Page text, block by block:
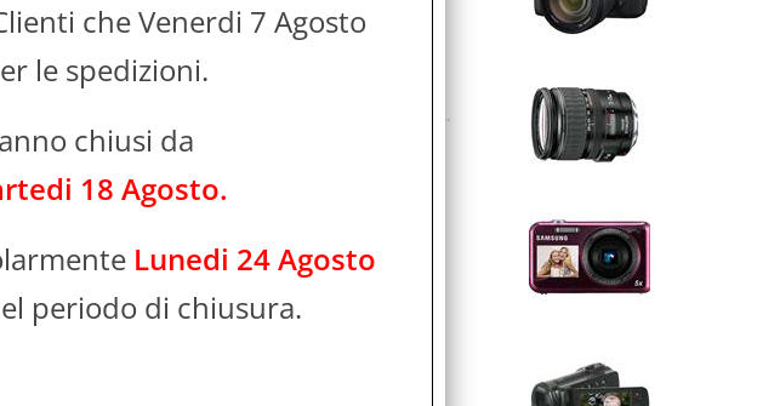
versatile
150W CON FRUSTE 5 VELOCITA' BIANCO
Disponibilità:
Prezzo:
3-4 Giorni Lavorativi
che Venerdi 7 Agosto
le spedizioni.
chiusi da
18 Agosto.
Lunedi 24 Agosto
periodo di chiusura.